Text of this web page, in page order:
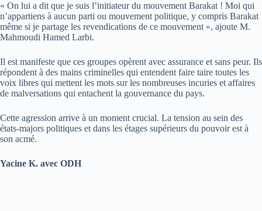
« On lui a dit que je suis l’initiateur du mouvement Barakat ! Moi qui
n’appartiens à aucun parti ou mouvement politique, y compris Barakat
même si je partage les revendications de ce mouvement », ajoute M.
Mahmoudi Hamed Larbi.
Il est manifeste que ces groupes opèrent avec assurance et sans peur. Ils
répondent à des mains criminelles qui entendent faire taire toutes les
voix libres qui mettent les mots sur les nombreuses incuries et affaires
de malversations qui entachent la gouvernance du pays.
Cette agression arrive à un moment crucial. La tension au sein des
états-majors politiques et dans les étages supérieurs du pouvoir est à
son acmé.
Yacine K. avec ODH